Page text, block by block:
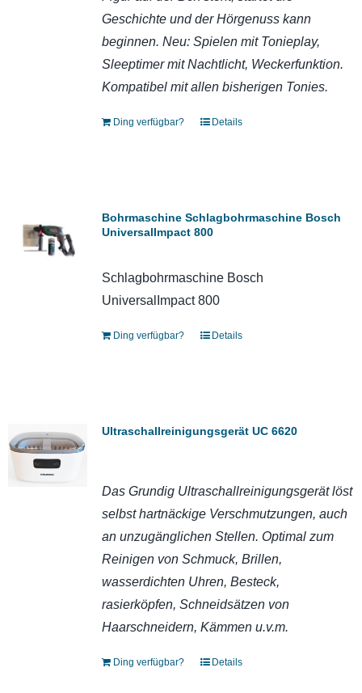
Geschichte und der Hörgenuss kann
beginnen. Neu: Spielen mit Tonieplay,
Sleeptimer mit Nachtlicht, Weckerfunktion.
Kompatibel mit allen bisherigen Tonies.
Ding verfügbar? Details
Bohrmaschine Schlagbohrmaschine Bosch
UniversalImpact 800
Schlagbohrmaschine Bosch
UniversalImpact 800
Ding verfügbar? Details
Ultraschallreinigungsgerät UC 6620
Das Grundig Ultraschallreinigungsgerät löst
selbst hartnäckige Verschmutzungen, auch
an unzugänglichen Stellen. Optimal zum
Reinigen von Schmuck, Brillen,
wasserdichten Uhren, Besteck,
rasierköpfen, Schneidsätzen von
Haarschneidern, Kämmen u.v.m.
Ding verfügbar? Details